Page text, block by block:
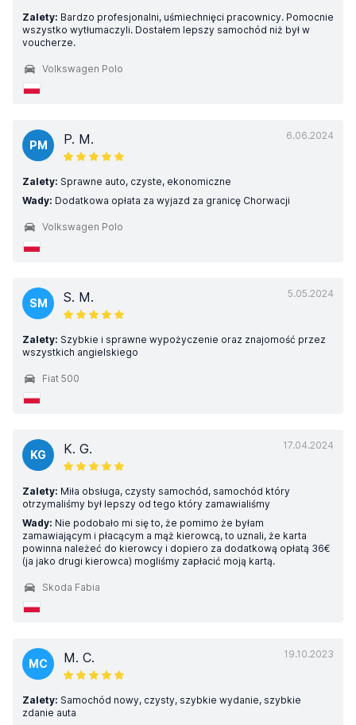
Zalety: Bardzo profesjonalni, uśmiechnięci pracownicy. Pomocnie
wszystko wytłumaczyli. Dostałem lepszy samochód niż był w
voucherze.
Volkswagen Polo
6.06.2024
PM P. M.
Zalety: Sprawne auto, czyste, ekonomiczne
Wady: Dodatkowa opłata za wyjazd za granicę Chorwacji
Volkswagen Polo
5.05.2024
SM S. M.
Zalety: Szybkie i sprawne wypożyczenie oraz znajomość przez
wszystkich angielskiego
Fiat 500
17.04.2024
KG K. G.
Zalety: Miła obsługa, czysty samochód, samochód który
otrzymaliśmy był lepszy od tego który zamawialiśmy
Wady: Nie podobało mi się to, że pomimo że byłam
zamawiającym i płacącym a mąż kierowcą, to uznali, że karta
powinna należeć do kierowcy i dopiero za dodatkową opłatą 36€
(ja jako drugi kierowca) mogliśmy zapłacić moją kartą.
Skoda Fabia
19.10.2023
MC M. C.
Zalety: Samochód nowy, czysty, szybkie wydanie, szybkie
zdanie auta